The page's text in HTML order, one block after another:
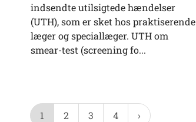
indsendte utilsigtede hændelser
(UTH), som er sket hos praktiserende
læger og speciallæger. UTH om
smear-test (screening fo...
1 2 3 4